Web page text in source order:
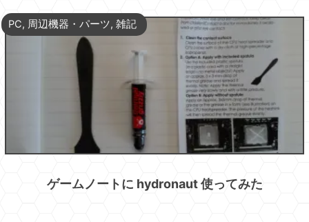
PC, 周辺機器・パーツ, 雑記
ゲームノートに hydronaut 使ってみた